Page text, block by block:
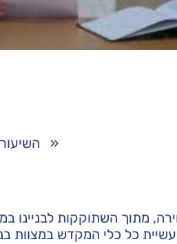
«
מתוך השתוקקות לבניינו
כל כלי המקדש במצוות